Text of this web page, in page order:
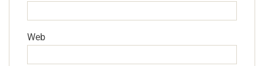
Web